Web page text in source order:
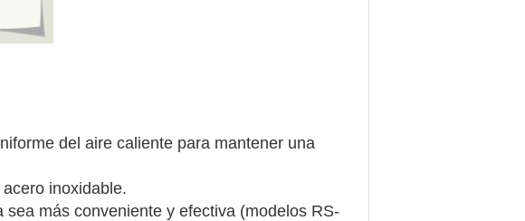
del aire caliente para mantener una
inoxidable.
más conveniente y efectiva (modelos RS-